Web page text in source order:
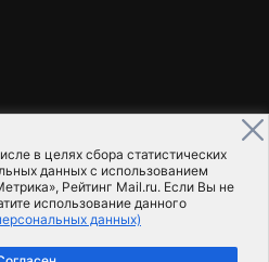
в целях сбора статистических
данных с использованием
Рейтинг Mail.ru. Если Вы не
использование данного
данных)
МедиаПоток
Пользовательское соглашение